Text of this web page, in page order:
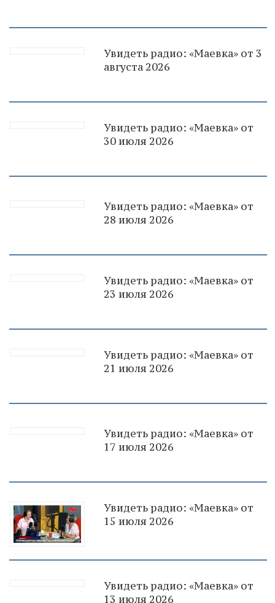
Увидеть радио: «Маевка» от 3
августа 2026
Увидеть радио: «Маевка» от
30 июля 2026
Увидеть радио: «Маевка» от
28 июля 2026
Увидеть радио: «Маевка» от
23 июля 2026
Увидеть радио: «Маевка» от
21 июля 2026
Увидеть радио: «Маевка» от
17 июля 2026
Увидеть радио: «Маевка» от
15 июля 2026
Увидеть радио: «Маевка» от
13 июля 2026